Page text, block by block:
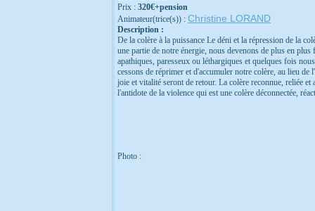
Prix : 320€+pension
Animateur(trice(s)) : Christine LORAND
Description :
De la colère à la puissance Le déni et la répression de la
une partie de notre énergie, nous devenons de plus en
apathiques, paresseux ou léthargiques et quelques fois
cessons de réprimer et d'accumuler notre colère, au lieu
joie et vitalité seront de retour. La colère reconnue, reliée
l'antidote de la violence qui est une colère déconnectée,
Photo :